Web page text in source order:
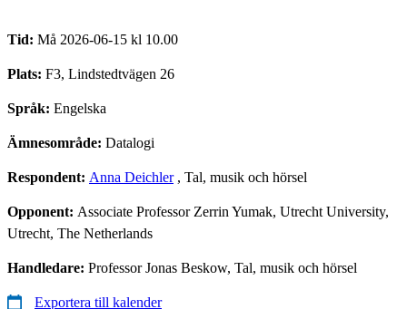
Tid: Må 2026-06-15 kl 10.00
Plats: F3, Lindstedtvägen 26
Språk: Engelska
Ämnesområde: Datalogi
Respondent: Anna Deichler, Tal, musik och hörsel
Opponent: Associate Professor Zerrin Yumak, Utrecht University,
Utrecht, The Netherlands
Handledare: Professor Jonas Beskow, Tal, musik och hörsel
Exportera till kalender